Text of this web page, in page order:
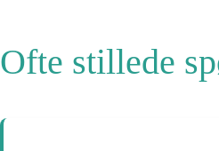
Ofte stillede